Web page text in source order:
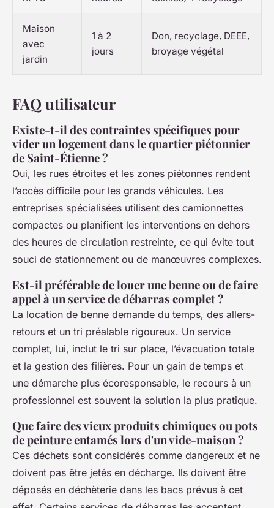
Maison
avec
jardin
1 à 2
jours
Don, recyclage, DEEE,
broyage végétal
FAQ utilisateur
Existe-t-il des contraintes spécifiques pour
vider un logement dans le quartier piétonnier
de Saint-Étienne ?
Oui, les rues étroites et les zones piétonnes rendent
l’accès difficile pour les grands véhicules. Les
entreprises spécialisées utilisent des camionnettes
compactes ou planifient les interventions en dehors
des heures de circulation restreinte, ce qui évite tout
souci de stationnement ou de manœuvres complexes.
Est-il préférable de louer une benne ou de faire
appel à un service de débarras complet ?
La location de benne demande du temps, des allers-
retours et un tri préalable rigoureux. Un service
complet, lui, inclut le tri sur place, l’évacuation totale
et la gestion des filières. Pour un gain de temps et
une démarche plus écoresponsable, le recours à un
professionnel est souvent la solution la plus pratique.
Que faire des vieux produits chimiques ou pots
de peinture entamés lors d'un vide-maison ?
Ces déchets sont considérés comme dangereux et ne
doivent pas être jetés en décharge. Ils doivent être
déposés en déchèterie dans les bacs prévus à cet